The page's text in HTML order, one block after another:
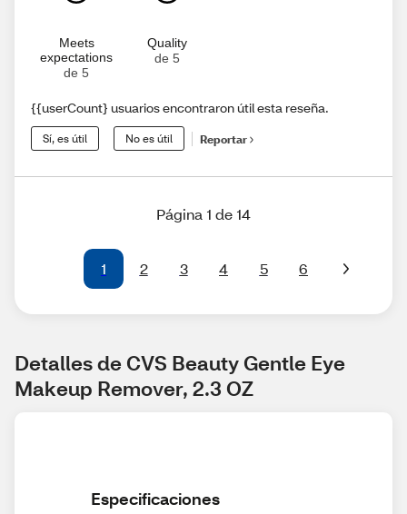
Meets
expectations
de 5
Quality
de 5
{{userCount} usuarios encontraron útil esta reseña.
Sí, es útil No es útil Reportar
Página 1 de 14
1 2 3 4 5 6
Detalles de CVS Beauty Gentle Eye
Makeup Remover, 2.3 OZ
Especificaciones